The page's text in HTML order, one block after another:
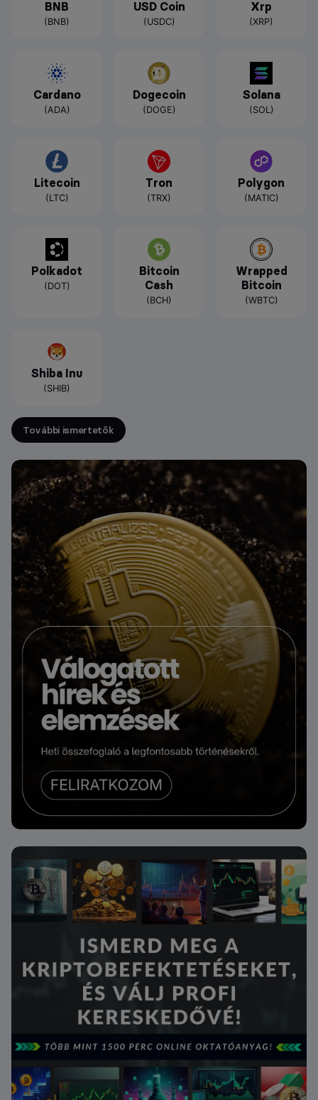
BNB
(BNB)
USD Coin
(USDC)
Xrp
(XRP)
Cardano
(ADA)
Dogecoin
(DOGE)
Solana
(SOL)
Litecoin
(LTC)
Tron
(TRX)
Polygon
(MATIC)
Polkadot
(DOT)
Bitcoin
Cash
(BCH)
Wrapped
Bitcoin
(WBTC)
Shiba Inu
(SHIB)
További ismertetők